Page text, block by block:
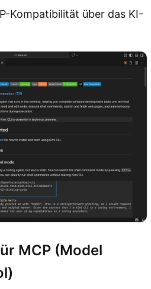
Kompatibilität über das KI-
MCP (Model